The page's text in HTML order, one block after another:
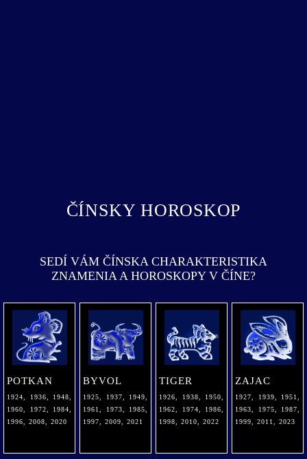
ČÍNSKY HOROSKOP
SEDÍ VÁM ČÍNSKA CHARAKTERISTIKA
ZNAMENIA A HOROSKOPY V ČÍNE?
POTKAN
1924, 1936, 1948,
1960, 1972, 1984,
1996, 2008, 2020
BYVOL
1925, 1937, 1949,
1961, 1973, 1985,
1997, 2009, 2021
TIGER
1926, 1938, 1950,
1962, 1974, 1986,
1998, 2010, 2022
ZAJAC
1927, 1939, 1951,
1963, 1975, 1987,
1999, 2011, 2023